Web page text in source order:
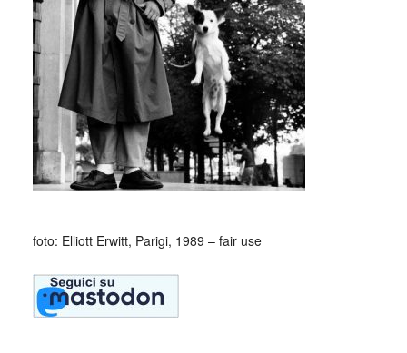
foto: Elliott Erwitt, Parigi, 1989 – fair use